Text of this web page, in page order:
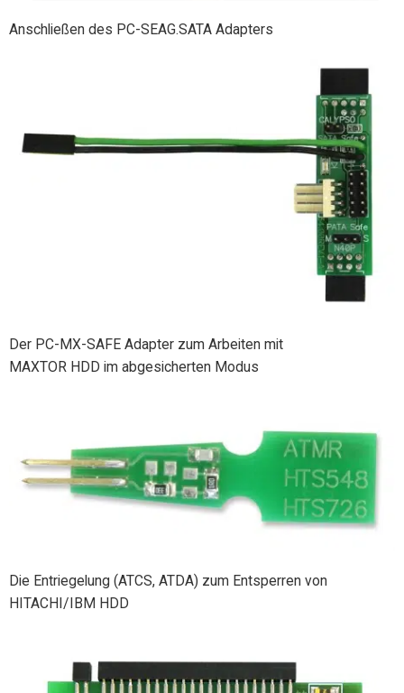
Anschließen des PC-SEAG.SATA Adapters
Der PC-MX-SAFE Adapter zum Arbeiten mit
MAXTOR HDD im abgesicherten Modus
Die Entriegelung (ATCS, ATDA) zum Entsperren von
HITACHI/IBM HDD